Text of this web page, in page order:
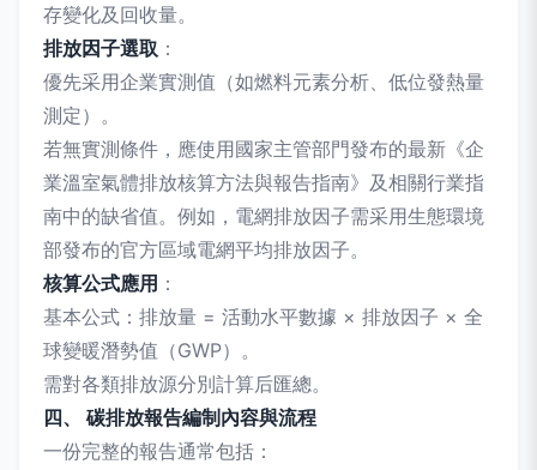
存變化及回收量。
排放因子選取 ：
優先采用企業實測值（如燃料元素分析、低位發熱量
測定）。
若無實測條件，應使用國家主管部門發布的最新《企
業溫室氣體排放核算方法與報告指南》及相關行業指
南中的缺省值。例如，電網排放因子需采用生態環境
部發布的官方區域電網平均排放因子。
核算公式應用 ：
基本公式：排放量 = 活動水平數據 × 排放因子 × 全
球變暖潛勢值（GWP）。
需對各類排放源分別計算后匯總。
四、 碳排放報告編制內容與流程
一份完整的報告通常包括：